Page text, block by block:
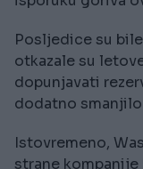
Posljedice su
otkazale su
dopunjavati
dodatno
Istovremeno,
strane kompanije